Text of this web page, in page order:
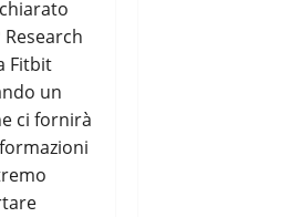
Research
Fitbit
un
ci fornirà